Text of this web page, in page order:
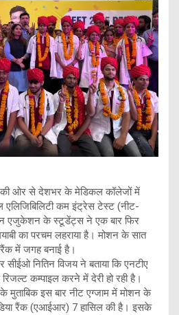
ओर से देशभर के मेडिकल कॉलेजों में
एलिजिबिलिटी कम इंट्रेस टेस्ट (नीट-
एजुकेशन के स्टूडेंट्स ने एक बार फिर
का परचम लहराया है। मोशन के सात
में जगह बनाई है।
नितिन विजय ने बताया कि एनटीए
कम्पाइल करने में देरी हो रही है।
मुताबिक इस बार नीट एग्जाम में मोशन के
रैंक (एआईआर) 7 हासिल की है। इसके